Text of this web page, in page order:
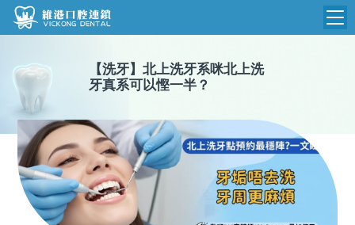
維港首頁
品牌介紹
環境設備
醫院新聞
收費標準
N
收費總表
植牙收費
醫生團隊
【洗牙】 北上洗牙系咪北上洗
牙真系可以慳一半？